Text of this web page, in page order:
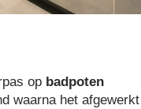
op badpoten
waarna het afgewerkt